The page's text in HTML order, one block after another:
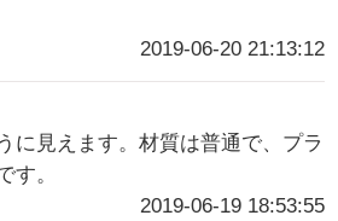
2019-06-20 21:13:12
に見えます。材質は普通で、プラ
す。
2019-06-19 18:53:55